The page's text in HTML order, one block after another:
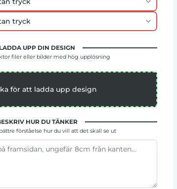
LADDA UPP DIN DESIGN
filer eller bilder med hög upplösning
för att ladda upp design
HUR DU TÄNKER
förståelse hur du vill att det skall se ut